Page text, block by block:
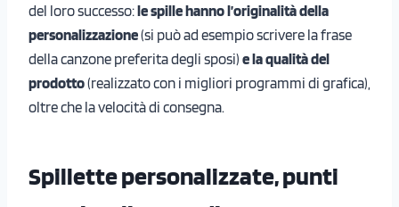
del loro successo:le spille hanno l’originalità della
personalizzazione(si può ad esempio scrivere la frase
della canzone preferita degli sposi) e la qualità del
prodotto(realizzato con i migliori programmi di grafica),
oltre che la velocità di consegna.
Spillette personalizzate, punti